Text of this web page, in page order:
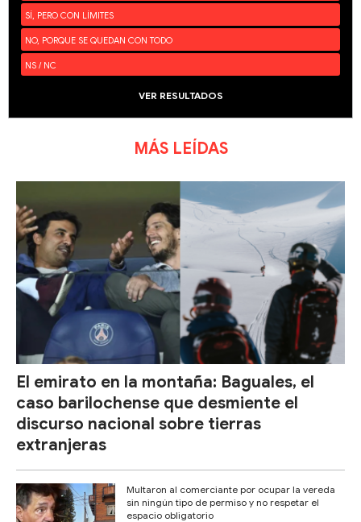
SÍ, PERO CON LÍMITES
NO, PORQUE SE QUEDAN CON TODO
NS / NC
VER RESULTADOS
MÁS LEÍDAS
El emirato en la montaña: Baguales, el
caso barilochense que desmiente el
discurso nacional sobre tierras
extranjeras
Multaron al comerciante por ocupar la vereda
sin ningún tipo de permiso y no respetar el
espacio obligatorio